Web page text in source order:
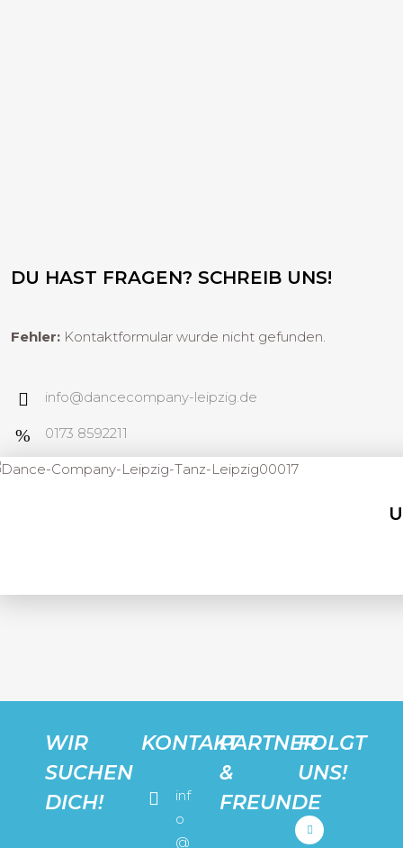
DU HAST FRAGEN? SCHREIB UNS!
Fehler: Kontaktformular wurde nicht gefunden.
info@dancecompany-leipzig.de
0173 8592211
WIR
SUCHEN
DICH!
KONTAKT
inf
o
@
PARTNER
&
FREUNDE
FOLGT
UNS!